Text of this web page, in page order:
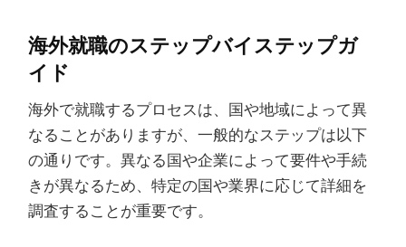
海外就職のステップバイステップガ
イド
海外で就職するプロセスは、国や地域によって異
なることがありますが、一般的なステップは以下
の通りです。異なる国や企業によって要件や手続
きが異なるため、特定の国や業界に応じて詳細を
調査することが重要です。